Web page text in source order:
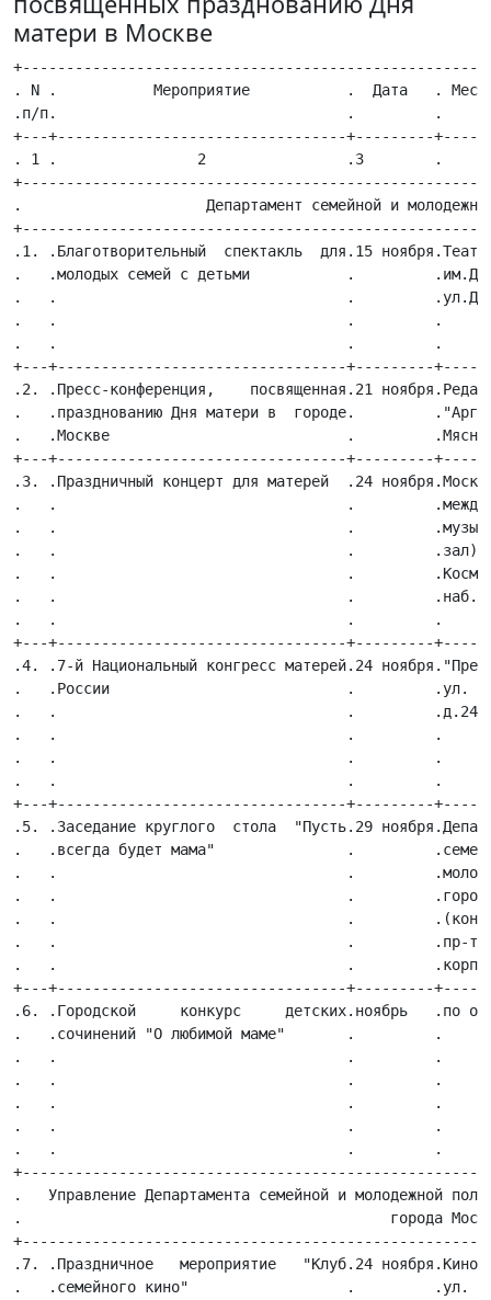
матери в Москве
+--------------------------------------------------------------------------------------------------+
. N .           Мероприятие           .  Дата   . Место проведения  .        Ответственный         .
.п/п.                                 .         .    мероприятия    .                              .
+---+---------------------------------+---------+-------------------+------------------------------.
. 1 .                2                .3        .         4         .              5               .
+--------------------------------------------------------------------------------------------------.
.                     Департамент семейной и молодежной политики города Москвы                     .
+--------------------------------------------------------------------------------------------------.
.1. .Благотворительный  спектакль  для.15 ноября.Театр        зверей.Департамент         семейной и.
.   .молодых семей с детьми           .         .им.Дурова          .молодежной   политики   города.
.   .                                 .         .ул.Дурова, д.4     .Москвы,    Фонд    возрождения.
.   .                                 .         .                   .национальных  традиций  "Новый.
.   .                                 .         .                   .век" тел. 680-62-73           .
+---+---------------------------------+---------+-------------------+------------------------------.
.2. .Пресс-конференция,    посвященная.21 ноября.Редакция     газеты.Департамент         семейной и.
.   .празднованию Дня матери в  городе.         ."Аргументы и факты".молодежной   политики   города.
.   .Москве                           .         .Мясницкая, 42      .Москвы тел. 680-62-73         .
+---+---------------------------------+---------+-------------------+------------------------------.
.3. .Праздничный концерт для матерей  .24 ноября.Московский         .Департамент         семейной и.
.   .                                 .         .международный   Дом.молодежной   политики   города.
.   .                                 .         .музыки (Театральный.Москвы,           Региональная.
.   .                                 .         .зал)               .общественная       организация.
.   .                                 .         .Космодамианская    .Артистическое         общество.
.   .                                 .         .наб., д.52, стр.8  ."Ассамблеи   искусств"    тел..
.   .                                 .         .                   .680-62-73                     .
+---+---------------------------------+---------+-------------------+------------------------------.
.4. .7-й Национальный конгресс матерей.24 ноября."Президент-Отель"  .Департамент         семейной и.
.   .России                           .         .ул.  Б.   Якиманка,.молодежной   политики   города.
.   .                                 .         .д.24               .Москвы,         некоммерческое.
.   .                                 .         .                   .партнерство      "Национальный.
.   .                                 .         .                   .конгресс     матерей"     тел..
.   .                                 .         .                   .680-62-73                     .
+---+---------------------------------+---------+-------------------+------------------------------.
.5. .Заседание круглого  стола  "Пусть.29 ноября.Департамент        .Департамент         семейной и.
.   .всегда будет мама"               .         .семейной          и.молодежной   политики   города.
.   .                                 .         .молодежной политики.Москвы, Координационный  совет.
.   .                                 .         .города       Москвы.общественных                 и.
.   .                                 .         .(конференц-зал)    .благотворительных организаций,.
.   .                                 .         .пр-т Мира,  д.  20,.оказывающих  помощь    семье и.
.   .                                 .         .корп. 1            .детям тел. 680-62-73          .
+---+---------------------------------+---------+-------------------+------------------------------.
.6. .Городской     конкурс     детских.ноябрь   .по отдельному плану.Департамент         семейной и.
.   .сочинений "О любимой маме"       .         .                   .молодежной   политики   города.
.   .                                 .         .                   .Москвы, Координационный  совет.
.   .                                 .         .                   .общественных                 и.
.   .                                 .         .                   .благотворительных организаций,.
.   .                                 .         .                   .оказывающих  помощь    семье и.
.   .                                 .         .                   .детям тел. 680-62-73          .
+--------------------------------------------------------------------------------------------------.
.   Управление Департамента семейной и молодежной политики Центрального административного округа   .
.                                          города Москвы                                           .
+--------------------------------------------------------------------------------------------------.
.7. .Праздничное   мероприятие   "Клуб.24 ноября.Кинотеатр  "Победа".Управление        Департамента.